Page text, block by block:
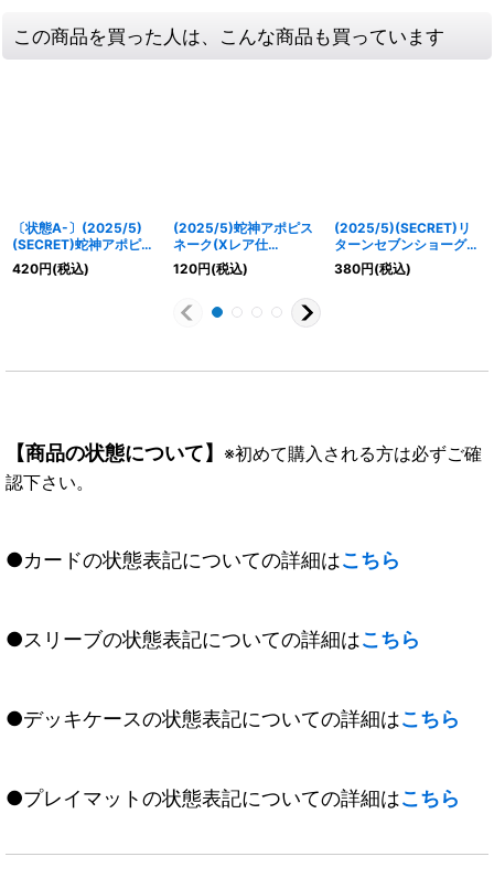
この商品を買った人は、こんな商品も買っています
〔状態A-〕(2025/5)
(SECRET)蛇神アポピス
ネーク(LM2025収録)
【M-SEC】{BS45-017}
420円(税込)
(2025/5)蛇神アポピス
ネーク(Xレア仕
様/LM2025収録)【M】
{BS45-017}《紫》
120円(税込)
(2025/5)(SECRET)リ
ターンセブンショーグン
(LM2025収録)【C-
SEC】{BS45-092}
380円(税込)
【商品の状態について】 ※初めて購入される方は必ずご確
認下さい。
●カードの状態表記についての詳細はこちら
●スリーブの状態表記についての詳細はこちら
●デッキケースの状態表記についての詳細はこちら
●プレイマットの状態表記についての詳細はこちら